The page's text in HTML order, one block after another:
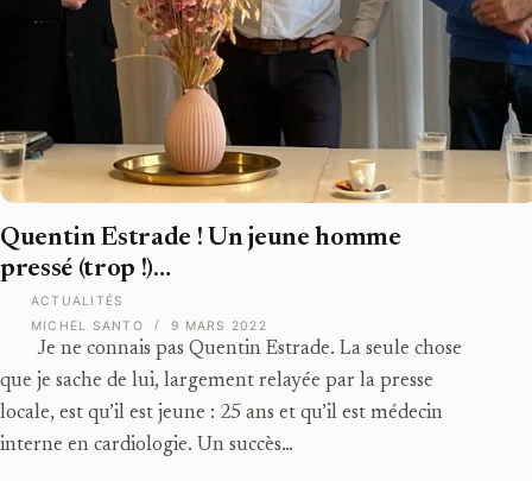
ACTUALITÉS
Quentin Estrade ! Un jeune homme
pressé (trop !)…
Je ne connais pas Quentin Estrade. La seule chose
que je sache de lui, largement relayée par la presse
locale, est qu’il est jeune : 25 ans et qu’il est médecin
interne en cardiologie. Un succès…
MICHEL SANTO 9 MARS 2022